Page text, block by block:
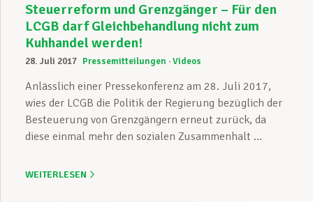
Steuerreform und Grenzgänger – Für den
LCGB darf Gleichbehandlung nicht zum
Kuhhandel werden!
28. Juli 2017 Pressemitteilungen Videos
Anlässlich einer Pressekonferenz am 28. Juli 2017,
wies der LCGB die Politik der Regierung bezüglich der
Besteuerung von Grenzgängern erneut zurück, da
diese einmal mehr den sozialen Zusammenhalt ...
WEITERLESEN